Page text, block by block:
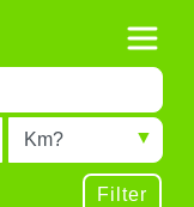
Radius
Filter